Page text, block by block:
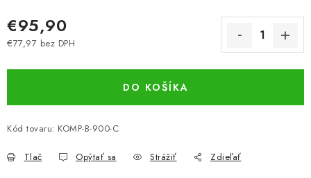
€95,90
€77,97 bez DPH
DO KOŠÍKA
Kód tovaru: KOMP-B-900-C
Tlač Opýtať sa Strážiť Zdieľať